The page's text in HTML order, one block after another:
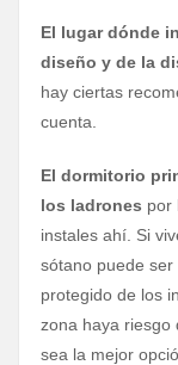
El lugar dónde
diseño y de la
hay ciertas
cuenta.
El dormitorio
los ladrones por
instales ahí. Si
sótano puede
protegido de los
zona haya riesgo
sea la mejor